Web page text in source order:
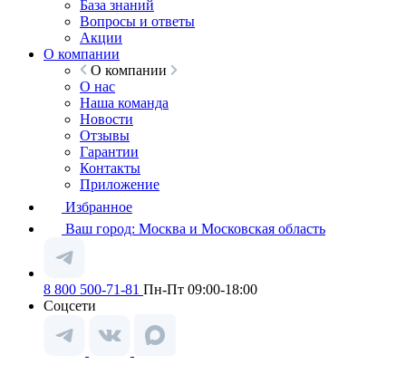
База знаний
Вопросы и ответы
Акции
О компании
О компании
О нас
Наша команда
Новости
Отзывы
Гарантии
Контакты
Приложение
Избранное
Ваш город: Москва и Московская область
8 800 500-71-81 Пн-Пт 09:00-18:00
Соцсети